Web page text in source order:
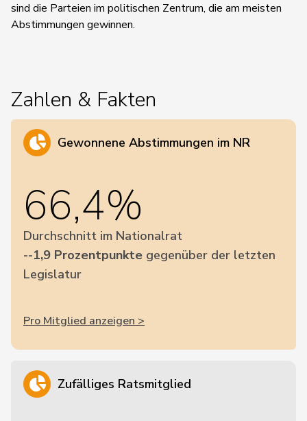
sind die Parteien im politischen Zentrum, die am meisten
Abstimmungen gewinnen.
Zahlen & Fakten
Gewonnene Abstimmungen im NR
66,4%
Durchschnitt im Nationalrat
--1,9 Prozentpunkte gegenüber der letzten
Legislatur
Pro Mitglied anzeigen >
Zufälliges Ratsmitglied